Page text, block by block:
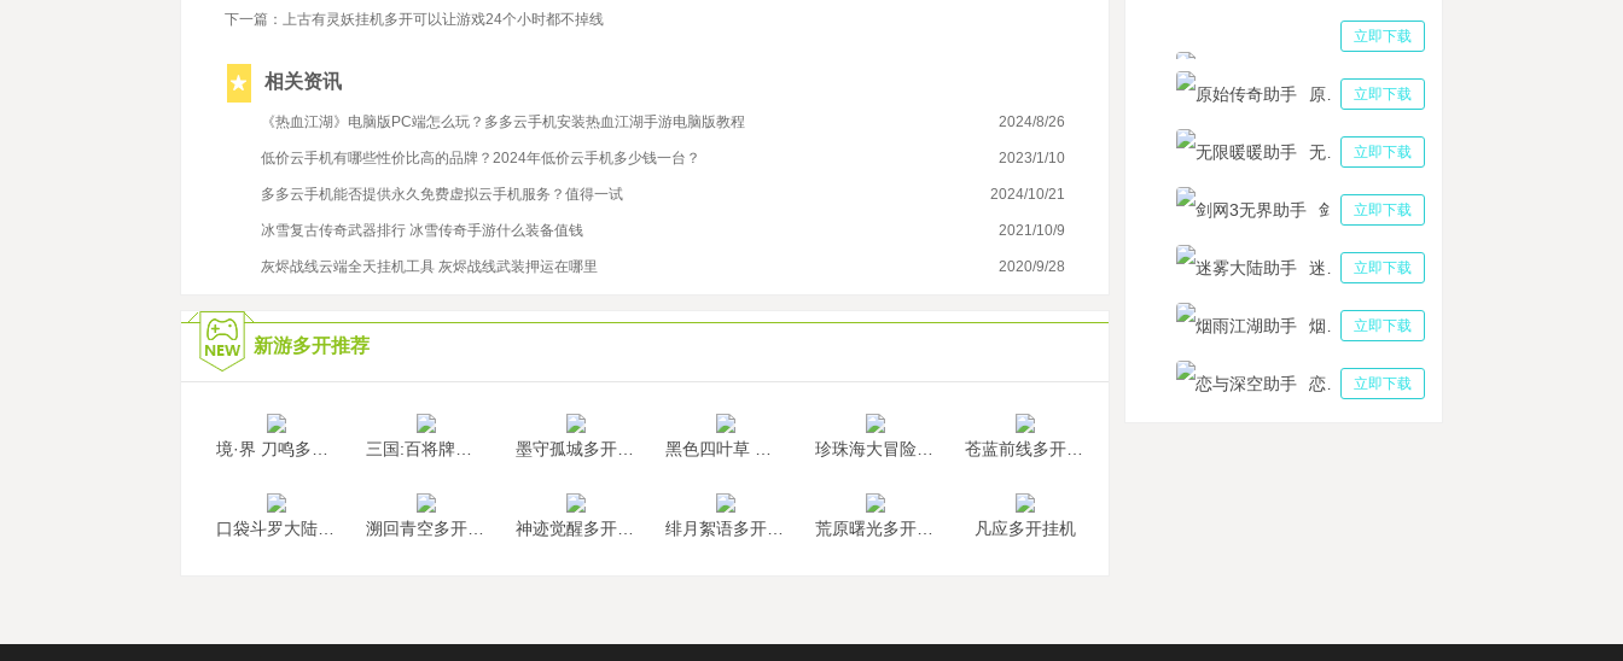
下一篇：上古有灵妖挂机多开可以让游戏24个小时都不掉线
相关资讯
《热血江湖》电脑版PC端怎么玩？多多云手机安装热血江湖手游电脑版教程 2024/8/26
低价云手机有哪些性价比高的品牌？2024年低价云手机多少钱一台？ 2023/1/10
多多云手机能否提供永久免费虚拟云手机服务？值得一试 2024/10/21
冰雪复古传奇武器排行 冰雪传奇手游什么装备值钱 2021/10/9
灰烬战线云端全天挂机工具 灰烬战线武装押运在哪里 2020/9/28
海岛纪元工具云挂机双开 海岛纪元手游赚钱方法及倒货和交易方法
修真江湖2搬砖一天能赚多少？修真江湖2小号多开挂机刷仙玉攻略
尘白禁区帐号多开的好处？尘白禁区小号养大号搬砖策略分享
新星帝国快速提升战力技巧 新星帝国小号搬砖工具
新游多开推荐
凡应多开挂机
立即下载
三国志战略版助手
立即下载
立即下载
立即下载
立即下载
立即下载
立即下载